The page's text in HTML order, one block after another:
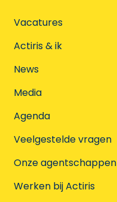
Vacatures
Actiris & ik
News
Media
Agenda
Veelgestelde vragen
Onze agentschappen
Werken bij Actiris